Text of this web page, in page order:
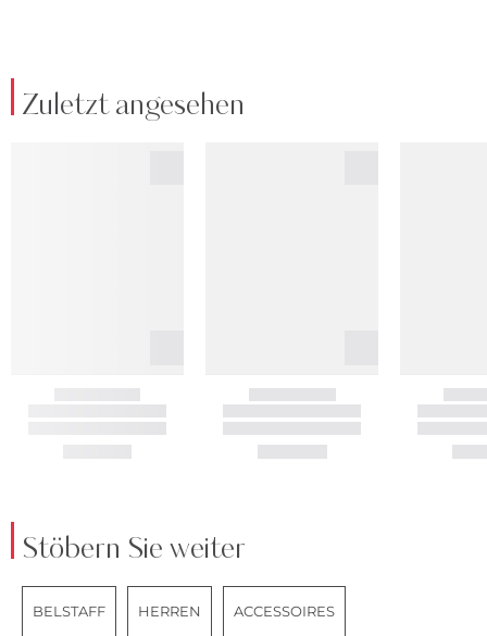
Zuletzt angesehen
Stöbern Sie weiter
BELSTAFF HERREN ACCESSOIRES